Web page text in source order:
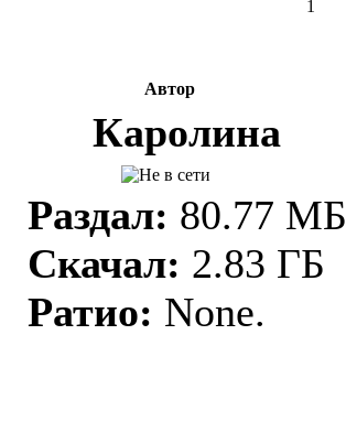
1
Автор
Каролина
Раздал: 80.77 МБ
Скачал: 2.83 ГБ
Ратио: None.